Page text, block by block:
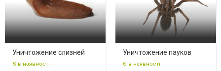
Уничтожение слизней
Є в наявності
Уничтожение пауков
Є в наявності